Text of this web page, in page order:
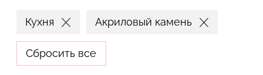
Кухня Акриловый камень
Сбросить все
Ваша сфера деятельности